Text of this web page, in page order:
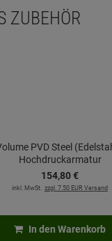
ZUBEHÖR
PVD Steel
Hochdruckarmatur
154,80€
inkl. MwSt. zzgl. 7.50 EUR Versand
In den Warenkorb